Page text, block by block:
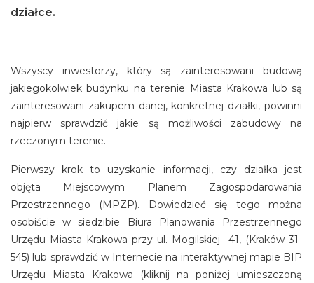
działce.
Wszyscy inwestorzy, który są zainteresowani budową
jakiegokolwiek budynku na terenie Miasta Krakowa lub są
zainteresowani zakupem danej, konkretnej działki, powinni
najpierw sprawdzić jakie są możliwości zabudowy na
rzeczonym terenie.
Pierwszy krok to uzyskanie informacji, czy działka jest
objęta Miejscowym Planem Zagospodarowania
Przestrzennego (MPZP). Dowiedzieć się tego można
osobiście w siedzibie Biura Planowania Przestrzennego
Urzędu Miasta Krakowa przy ul. Mogilskiej 41, (Kraków 31-
545) lub sprawdzić w Internecie na interaktywnej mapie BIP
Urzędu Miasta Krakowa (kliknij na poniżej umieszczoną